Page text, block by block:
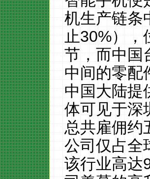
机生产链条
止30%），
节，而中国
中间的零配
中国大陆提
体可见于深
总共雇佣约
公司仅占全
该行业高达